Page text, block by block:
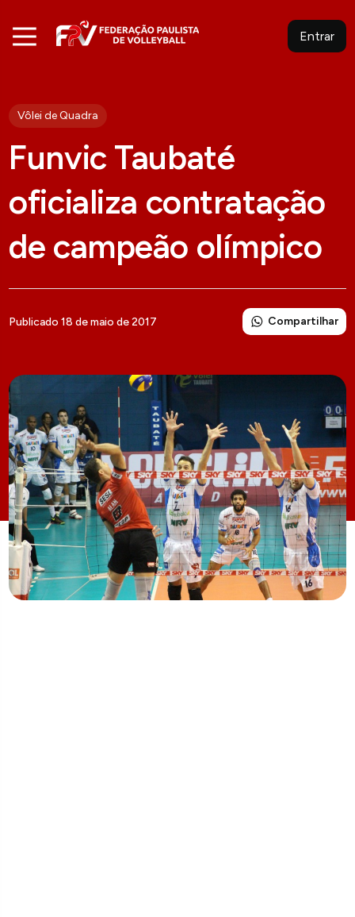
Entrar
Vôlei de Quadra
Funvic Taubaté
oficializa contratação
de campeão olímpico
Publicado 18 de maio de 2017 Compartilhar